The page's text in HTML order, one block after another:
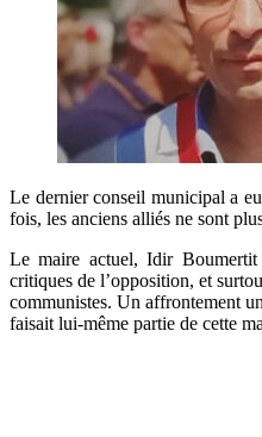
Le dernier conseil municipal a
fois, les anciens alliés ne sont
Le maire actuel, Idir
critiques de l’opposition, et
communistes. Un affrontement
faisait lui-même partie de cette